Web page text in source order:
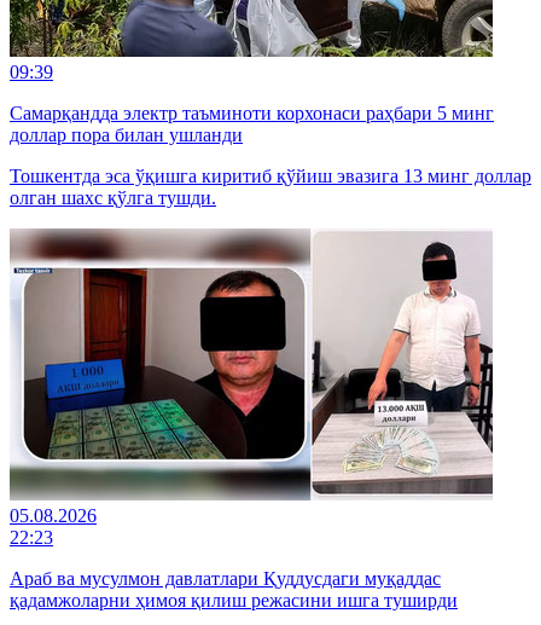
09:39
Самарқандда электр таъминоти корхонаси раҳбари 5 минг
доллар пора билан ушланди
Тошкентда эса ўқишга киритиб қўйиш эвазига 13 минг доллар
олган шахс қўлга тушди.
05.08.2026
22:23
Араб ва мусулмон давлатлари Қуддусдаги муқаддас
қадамжоларни ҳимоя қилиш режасини ишга туширди